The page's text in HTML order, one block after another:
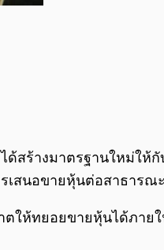
ได้สร้างมาตรฐานใหม่ให้
เสนอขายหุ้นต่อสาธารณะ
ให้ทยอยขายหุ้นได้ภา